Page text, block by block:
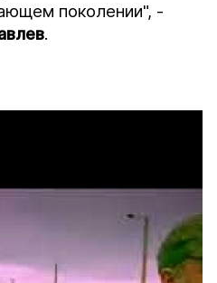
поколении", -
.